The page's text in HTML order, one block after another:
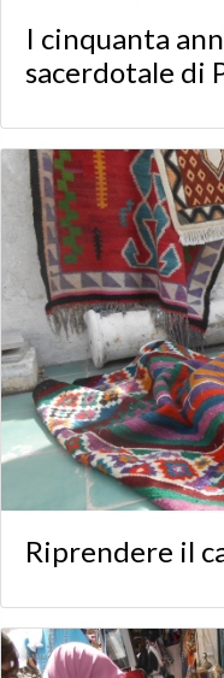
I cinquanta
sacerdotale di
Riprendere il